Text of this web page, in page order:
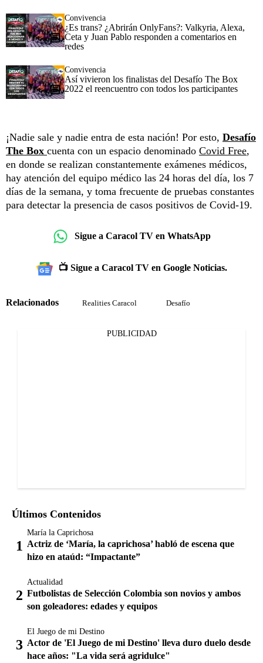
Convivencia
¿Es trans? ¿Abrirán OnlyFans?: Valkyria, Alexa,
Ceta y Juan Pablo responden a comentarios en
redes
Convivencia
Así vivieron los finalistas del Desafío The Box
2022 el reencuentro con todos los participantes
¡Nadie sale y nadie entra de esta nación! Por esto, Desafío
The Box cuenta con un espacio denominado Covid Free,
en donde se realizan constantemente exámenes médicos,
hay atención del equipo médico las 24 horas del día, los 7
días de la semana, y toma frecuente de pruebas constantes
para detectar la presencia de casos positivos de Covid-19.
Sigue a Caracol TV en WhatsApp
📺 Sigue a Caracol TV en Google Noticias.
Relacionados Realities Caracol Desafío
PUBLICIDAD
Últimos Contenidos
María la Caprichosa
Actriz de ‘María, la caprichosa’ habló de escena que
hizo en ataúd: “Impactante”
Actualidad
Futbolistas de Selección Colombia son novios y ambos
son goleadores: edades y equipos
El Juego de mi Destino
Actor de 'El Juego de mi Destino' lleva duro duelo desde
hace años: "La vida será agridulce"